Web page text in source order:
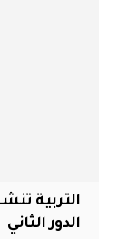
التربية
الدور الثاني